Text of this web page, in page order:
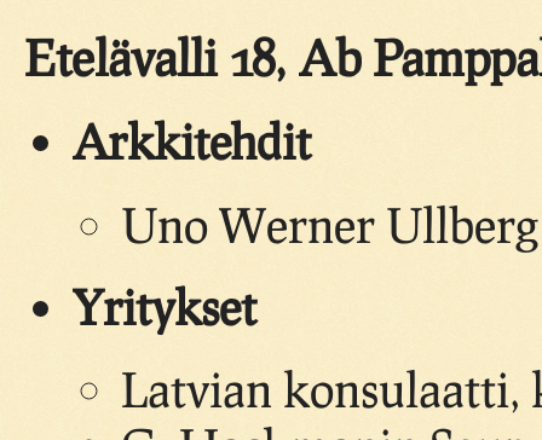
Etelävalli 18, Ab
Arkkitehdit
Uno Werner Ullberg
Yritykset
Latvian konsulaatti,